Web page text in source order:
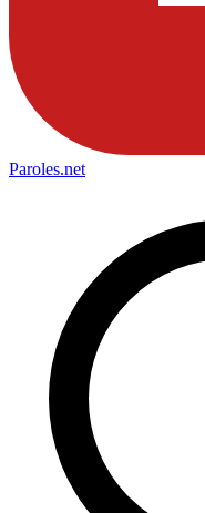
Paroles.net